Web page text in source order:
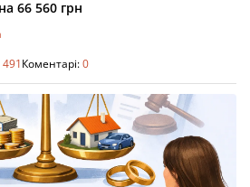
66 560 грн
491Коментарі:0